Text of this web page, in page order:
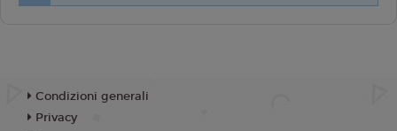
Condizioni generali
Privacy